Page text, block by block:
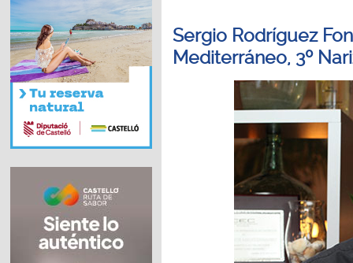
Sergio Rodríguez
Mediterráneo, 3º